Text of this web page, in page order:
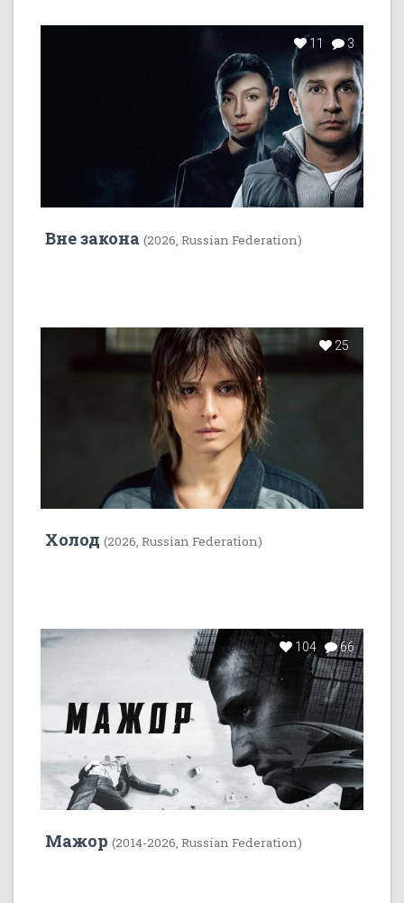
11 3
Вне закона (2026, Russian Federation)
25
Холод (2026, Russian Federation)
104 66
Мажор (2014-2026, Russian Federation)